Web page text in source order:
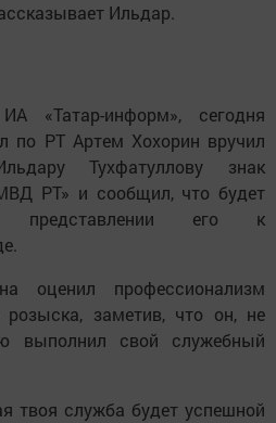
Ильдар.
«Татар-информ», сегодня
по РТ Артем Хохорин вручил
Тухфатуллову знак
РТ» и сообщил, что будет
представлении его к
оценил профессионализм
розыска, заметив, что он, не
выполнил свой служебный
твоя служба будет успешной